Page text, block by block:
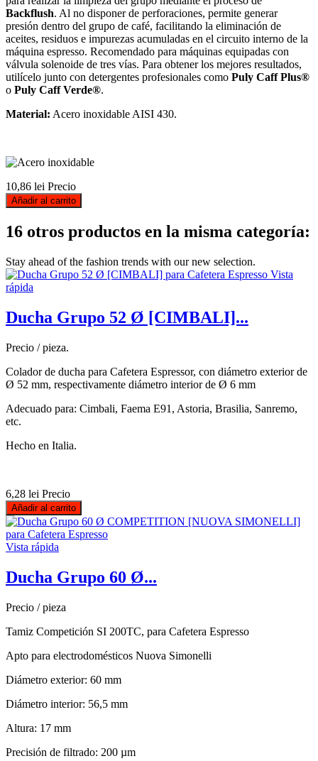
Backflush. Al no disponer de perforaciones, permite generar
presión dentro del grupo de café, facilitando la eliminación de
aceites, residuos e impurezas acumuladas en el circuito interno de la
máquina espresso. Recomendado para máquinas equipadas con
válvula solenoide de tres vías. Para obtener los mejores resultados,
utilícelo junto con detergentes profesionales como Puly Caff Plus®
o Puly Caff Verde®.
Material: Acero inoxidable AISI 430.
10,86 lei Precio
Añadir al carrito
16 otros productos en la misma categoría:
Stay ahead of the fashion trends with our new selection.
Vista
rápida
Ducha Grupo 52 Ø [CIMBALI]...
Precio / pieza.
Colador de ducha para Cafetera Espressor, con diámetro exterior de
Ø 52 mm, respectivamente diámetro interior de Ø 6 mm
Adecuado para: Cimbali, Faema E91, Astoria, Brasilia, Sanremo,
etc.
Hecho en Italia.
6,28 lei Precio
Añadir al carrito
Vista rápida
Ducha Grupo 60 Ø...
Precio / pieza
Tamiz Competición SI 200TC, para Cafetera Espresso
Apto para electrodomésticos Nuova Simonelli
Diámetro exterior: 60 mm
Diámetro interior: 56,5 mm
Altura: 17 mm
Precisión de filtrado: 200 µm